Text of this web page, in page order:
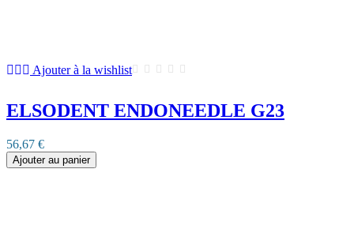
Ajouter à la wishlist
ELSODENT ENDONEEDLE G23
56,67 €
Ajouter au panier